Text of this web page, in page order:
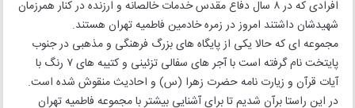
افرادی که در ۸ سال دفاع مقدس خدمات خالصانه و ارزنده در کنار همرزمان
شهیدشان داشتند امروز در زمره خادمین فاطمیه تهران هستند.
مجموعه ای که حالا یکی از پایگاه های بزرگ فرهنگی و مذهبی در جنوب
پایتخت نام گرفته است با آجر های سفالی تزئینی و کتیبه های ۷ رنگ با
آیات قرآن و زیارت نامه حضرت زهرا (س) و احادیث منقوش شده است.
در این راستا برآن شدیم تا برای آشنایی بیشتر با مجموعه فاطمیه تهران